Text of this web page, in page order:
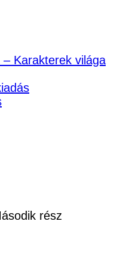
Karakterek világa
rész